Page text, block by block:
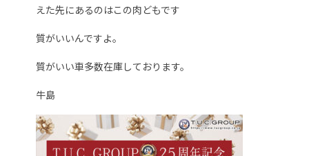
えた先にあるのはこの肉どもです
質がいいんですよ。
質がいい車多数在庫しております。
牛島